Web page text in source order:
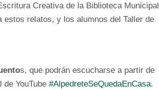
Creativa de la Biblioteca Municipal
estos relatos, y los alumnos del Taller de
s, que podrán escucharse a partir de
de YouTube #AlpedreteSeQuedaEnCasa.